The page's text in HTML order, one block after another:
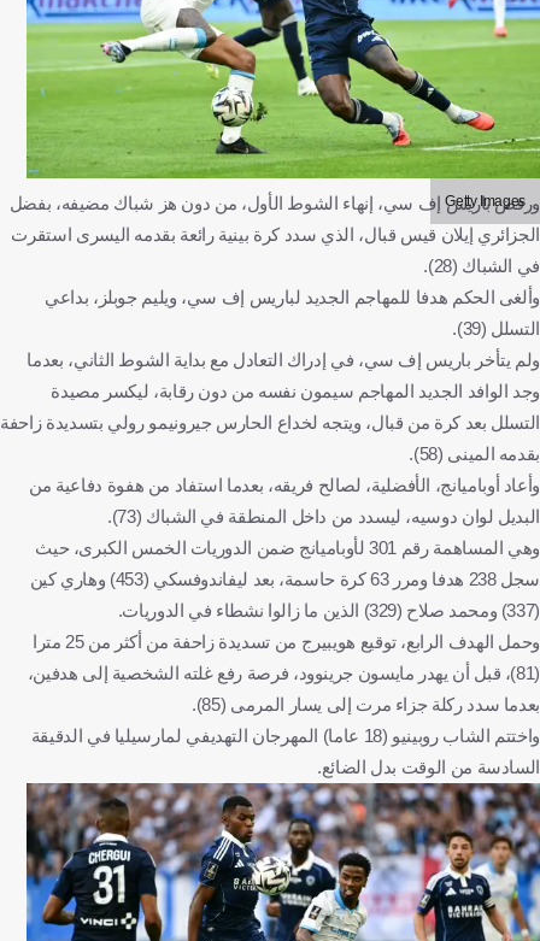
Getty Images
ورفض باريس إف سي، إنهاء الشوط الأول، من دون هز شباك مضيفه، بفضل
الجزائري إيلان قيس قبال، الذي سدد كرة بينية رائعة بقدمه اليسرى استقرت
في الشباك (28).
وألغى الحكم هدفا للمهاجم الجديد لباريس إف سي، ويليم جوبلز، بداعي
التسلل (39).
ولم يتأخر باريس إف سي، في إدراك التعادل مع بداية الشوط الثاني، بعدما
وجد الوافد الجديد المهاجم سيمون نفسه من دون رقابة، ليكسر مصيدة
التسلل بعد كرة من قبال، ويتجه لخداع الحارس جيرونيمو رولي بتسديدة زاحفة
بقدمه المينى (58).
وأعاد أوباميانج، الأفضلية، لصالح فريقه، بعدما استفاد من هفوة دفاعية من
البديل لوان دوسيه، ليسدد من داخل المنطقة في الشباك (73).
وهي المساهمة رقم 301 لأوباميانج ضمن الدوريات الخمس الكبرى، حيث
سجل 238 هدفا ومرر 63 كرة حاسمة، بعد ليفاندوفسكي (453) وهاري كين
(337) ومحمد صلاح (329) الذين ما زالوا نشطاء في الدوريات.
وحمل الهدف الرابع، توقيع هويبيرج من تسديدة زاحفة من أكثر من 25 مترا
(81)، قبل أن يهدر مايسون جرينوود، فرصة رفع غلته الشخصية إلى هدفين،
بعدما سدد ركلة جزاء مرت إلى يسار المرمى (85).
واختتم الشاب روبينيو (18 عاما) المهرجان التهديفي لمارسيليا في الدقيقة
السادسة من الوقت بدل الضائع.